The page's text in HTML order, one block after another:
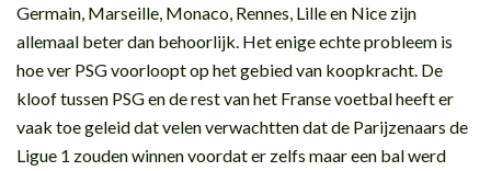
Germain, Marseille, Monaco, Rennes, Lille en Nice zijn
allemaal beter dan behoorlijk. Het enige echte probleem is
hoe ver PSG voorloopt op het gebied van koopkracht. De
kloof tussen PSG en de rest van het Franse voetbal heeft er
vaak toe geleid dat velen verwachtten dat de Parijzenaars de
Ligue 1 zouden winnen voordat er zelfs maar een bal werd